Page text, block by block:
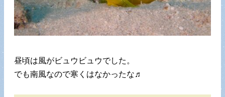
昼頃は風がビュウビュウでした。
でも南風なので寒くはなかったな♬